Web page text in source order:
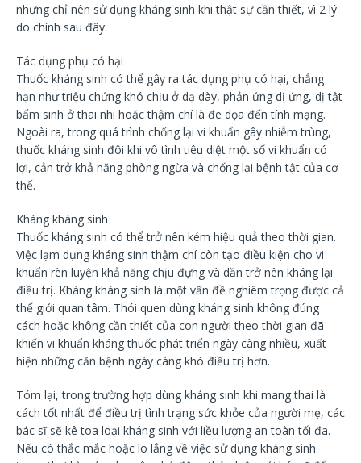
nhưng chỉ nên sử dụng kháng sinh khi thật sự cần thiết, vì 2 lý
do chính sau đây:
Tác dụng phụ có hại
Thuốc kháng sinh có thể gây ra tác dụng phụ có hại, chẳng
hạn như triệu chứng khó chịu ở dạ dày, phản ứng dị ứng, dị tật
bẩm sinh ở thai nhi hoặc thậm chí là đe dọa đến tính mạng.
Ngoài ra, trong quá trình chống lại vi khuẩn gây nhiễm trùng,
thuốc kháng sinh đôi khi vô tình tiêu diệt một số vi khuẩn có
lợi, cản trở khả năng phòng ngừa và chống lại bệnh tật của cơ
thể.
Kháng kháng sinh
Thuốc kháng sinh có thể trở nên kém hiệu quả theo thời gian.
Việc lạm dụng kháng sinh thậm chí còn tạo điều kiện cho vi
khuẩn rèn luyện khả năng chịu đựng và dần trở nên kháng lại
điều trị. Kháng kháng sinh là một vấn đề nghiêm trọng được cả
thế giới quan tâm. Thói quen dùng kháng sinh không đúng
cách hoặc không cần thiết của con người theo thời gian đã
khiến vi khuẩn kháng thuốc phát triển ngày càng nhiều, xuất
hiện những căn bệnh ngày càng khó điều trị hơn.
Tóm lại, trong trường hợp dùng kháng sinh khi mang thai là
cách tốt nhất để điều trị tình trạng sức khỏe của người mẹ, các
bác sĩ sẽ kê toa loại kháng sinh với liều lượng an toàn tối đa.
Nếu có thắc mắc hoặc lo lắng về việc sử dụng kháng sinh